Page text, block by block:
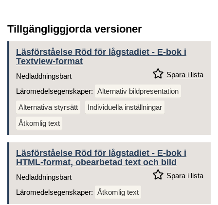
Tillgängliggjorda versioner
Läsförståelse Röd för lågstadiet - E-bok i
Textview-format
Spara i lista
Nedladdningsbart
Läromedelsegenskaper: Alternativ bildpresentation
Alternativa styrsätt
Individuella inställningar
Åtkomlig text
Läsförståelse Röd för lågstadiet - E-bok i
HTML-format, obearbetad text och bild
Spara i lista
Nedladdningsbart
Läromedelsegenskaper: Åtkomlig text